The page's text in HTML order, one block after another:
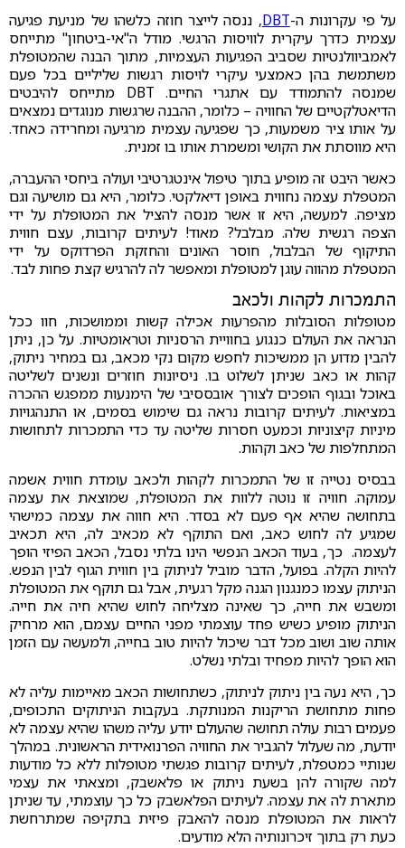
על פי עקרונות ה-DBT, ננסה לייצר חוזה כלשהו של מניעת פגיעה
עצמית כדרך עיקרית לוויסות הרגשי. מודל ה"אי-ביטחון" מתייחס
לאמביוולנטיות שסביב הפגיעות העצמיות, מתוך הבנה שהמטופלת
משתמשת בהן כאמצעי עיקרי לויסות רגשות שליליים בכל פעם
שמנסה להתמודד עם אתגרי החיים. DBT מתייחס להיבטים
הדיאטלקטיים של החוויה – כלומר, ההבנה שרגשות מנוגדים נמצאים
על אותו ציר משמעות, כך שפגיעה עצמית מרגיעה ומחרידה כאחד.
היא מווסתת את הקושי ומשמרת אותו בו זמנית.
כאשר היבט זה מופיע בתוך טיפול אינטגרטיבי ועולה ביחסי ההעברה,
המטפלת עצמה נחווית באופן דיאלקטי. כלומר, היא גם מושיעה וגם
מציפה. למעשה, היא זו אשר מנסה להציל את המטופלת על ידי
הצפה רגשית שלה. מבלבל? מאוד! לעיתים קרובות, עצם חווית
התיקוף של הבלבול, חוסר האונים והחזקת הפרדוקס על ידי
המטפלת מהווה עוגן למטופלת ומאפשר לה להרגיש קצת פחות לבד.
התמכרות לקהות ולכאב
מטופלות הסובלות מהפרעות אכילה קשות וממושכות, חוו ככל
הנראה את העולם כנגוע בחוויית הרסניות וטראומטיות. על כן, ניתן
להבין מדוע הן ממשיכות לחפש מקום נקי מכאב, גם במחיר ניתוק,
קהות או כאב שניתן לשלוט בו. ניסיונות חוזרים ונשנים לשליטה
באוכל ובגוף הופכים לצורך אובססיבי של הימנעות ממפגש ההכרה
במציאות. לעיתים קרובות נראה גם שימוש בסמים, או התנהגויות
מיניות קיצוניות וכמעט חסרות שליטה עד כדי התמכרות לתחושות
המתחלפות של כאב וקהות.
בבסיס נטייה זו של התמכרות לקהות ולכאב עומדת חווית אשמה
עמוקה. חוויה זו נוטה ללוות את המטופלת, שמוצאת את עצמה
בתחושה שהיא אף פעם לא בסדר. היא חווה את עצמה כמישהי
שמגיע לה לחוש כאב, ואם התוקף לא מכאיב לה, היא תכאיב
לעצמה. כך, בעוד הכאב הנפשי הינו בלתי נסבל, הכאב הפיזי הופך
להיות הקלה. בפועל, הדבר מוביל לניתוק בין חווית הגוף לבין הנפש.
הניתוק עצמו כמנגנון הגנה מקל רגעית, אבל גם תוקף את המטופלת
ומשבש את חייה, כך שאינה מצליחה לחוש שהיא חיה את חייה.
הניתוק מופיע כשיש פחד עוצמתי מפני החיים עצמם, הוא מרחיק
אותה שוב ושוב מכל דבר שיכול להיות טוב בחייה, ולמעשה עם הזמן
הוא הופך להיות מפחיד ובלתי נשלט.
כך, היא נעה בין ניתוק לניתוק, כשתחושות הכאב מאיימות עליה לא
פחות מתחושת הריקנות המנותקת. בעקבות הניתוקים התכופים,
פעמים רבות עולה תחושה שהעולם יודע עליה משהו שהיא עצמה לא
יודעת, מה שעלול להגביר את החוויה הפרנואידית הראשונית. במהלך
שנותיי כמטפלת, לעיתים קרובות פגשתי מטופלות ללא כל מודעות
למה שקורה להן בשעת ניתוק או פלאשבק, ומצאתי את עצמי
מתארת לה את עצמה. לעיתים הפלאשבק כל כך עוצמתי, עד שניתן
לראות את המטופלת מנסה להאבק פיזית בתקיפה שמתרחשת
כעת רק בתוך זיכרונותיה הלא מודעים.